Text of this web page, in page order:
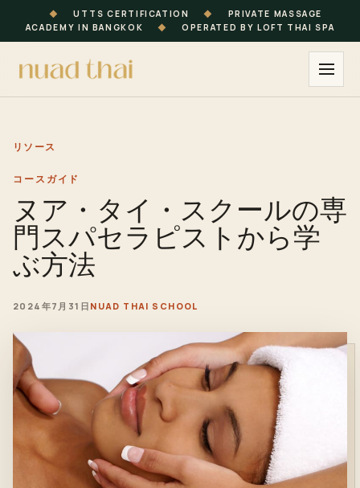
◆ UTTS CERTIFICATION ◆
PRIVATE MASSAGE
ACADEMY IN BANGKOK
◆ OPERATED BY LOFT THAI SPA
リソース
コースガイド
ヌア・タイ・スクールの専
門スパセラピストから学
ぶ方法
2024年7月31日 NUAD THAI SCHOOL